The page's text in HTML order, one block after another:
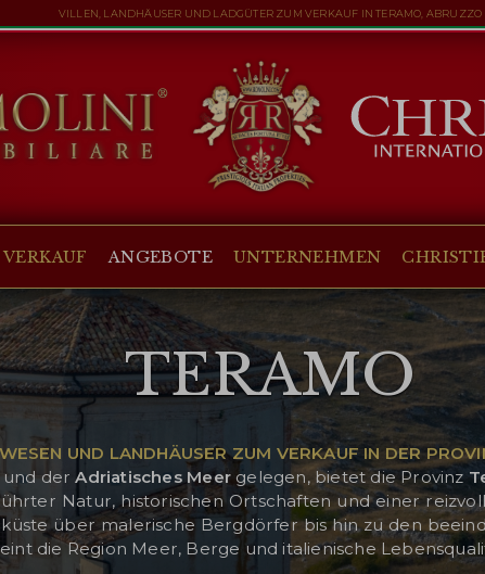
VILLEN, LANDHÄUSER UND LADGÜTER ZUM VERKAUF IN TERAMO, ABRUZZO
ANGEBOTE UNTERNEHMEN
TERAMO
UND LANDHÄUSER ZUM VERKAUF IN DER
und derAdriatisches Meergelegen, bietet die Provinz
Natur, historischen Ortschaften und einer
über malerische Bergdörfer bis hin zu den
die Region Meer, Berge und italienische